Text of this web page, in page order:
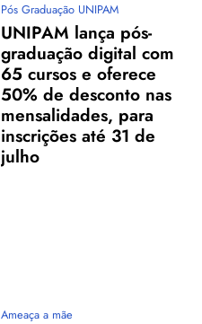
Pós Graduação UNIPAM
UNIPAM lança pós-
graduação digital com
65 cursos e oferece
50% de desconto nas
mensalidades, para
inscrições até 31 de
julho
Ameaça a mãe